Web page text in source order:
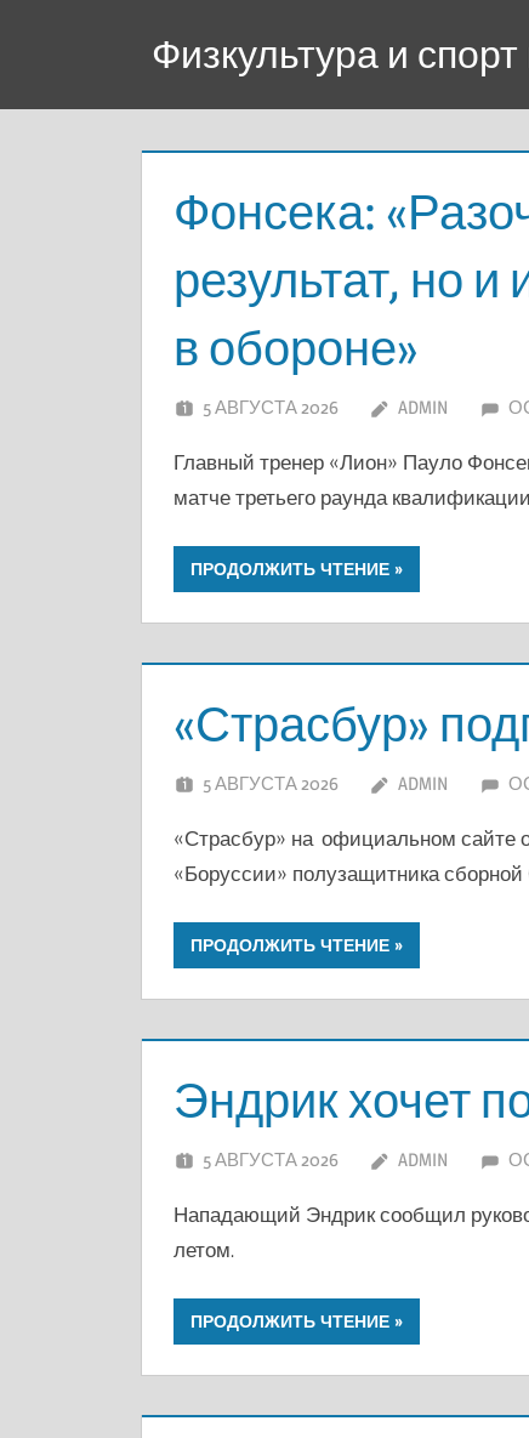
Физкультура и
Фонсека:
результат, но и
в обороне»
5 АВГУСТА 2026 ADMIN
Главный тренер «Лион» Пауло
матче третьего раунда
ПРОДОЛЖИТЬ ЧТЕНИЕ
«Страсбур»
5 АВГУСТА 2026 ADMIN
«Страсбур» на официальном сайте
«Боруссии» полузащитника
ПРОДОЛЖИТЬ ЧТЕНИЕ
Эндрик хочет
5 АВГУСТА 2026 ADMIN
Нападающий Эндрик сообщил
летом.
ПРОДОЛЖИТЬ ЧТЕНИЕ